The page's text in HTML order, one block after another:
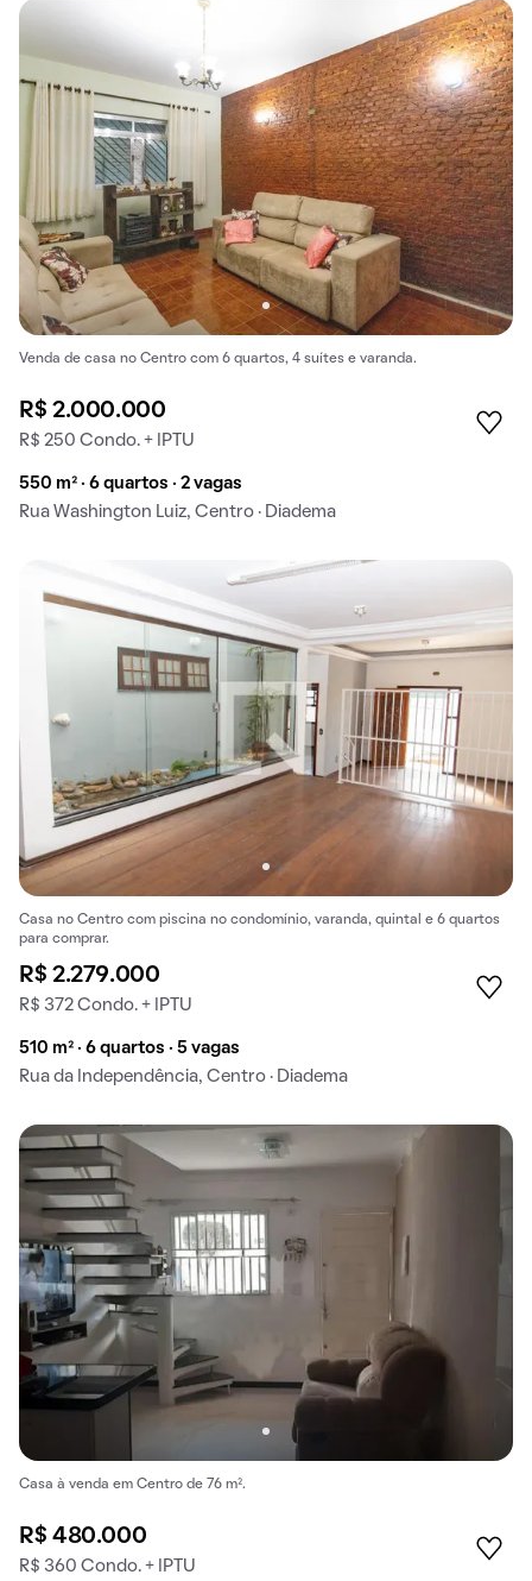
Venda de casa no Centro com 6 quartos, 4 suítes e varanda.
R$ 2.000.000
R$ 250 Condo. + IPTU
550 m² · 6 quartos · 2 vagas
Rua Washington Luiz, Centro · Diadema
Casa no Centro com piscina no condomínio, varanda, quintal e 6 quartos
para comprar.
R$ 2.279.000
R$ 372 Condo. + IPTU
510 m² · 6 quartos · 5 vagas
Rua da Independência, Centro · Diadema
Casa à venda em Centro de 76 m².
R$ 480.000
R$ 360 Condo. + IPTU